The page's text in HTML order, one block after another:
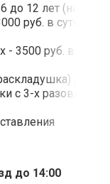
до 12 лет (на
руб. в сутки с
- 3500 руб. в
для
с 3-х разовым
до 14:00